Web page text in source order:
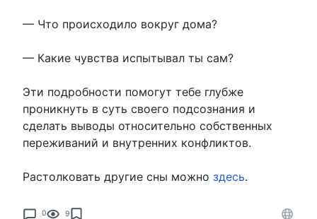
— Что происходило вокруг дома?
— Какие чувства испытывал ты сам?
Эти подробности помогут тебе глубже
проникнуть в суть своего подсознания и
сделать выводы относительно собственных
переживаний и внутренних конфликтов.
Растолковать другие сны можно здесь.
0 9